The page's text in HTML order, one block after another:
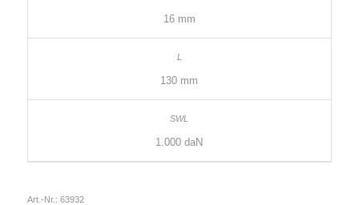
16 mm
130 mm
1.000 daN
Art.-Nr.: 63932